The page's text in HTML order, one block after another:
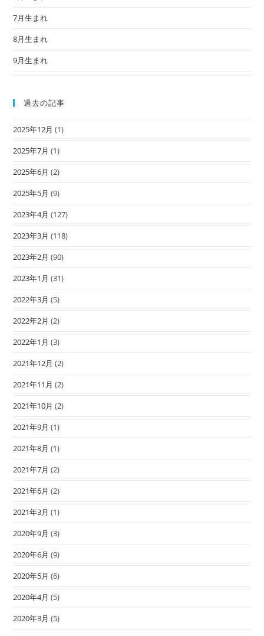
7月生まれ
8月生まれ
9月生まれ
過去の記事
2025年12月 (1)
2025年7月 (1)
2025年6月 (2)
2025年5月 (9)
2023年4月 (127)
2023年3月 (118)
2023年2月 (90)
2023年1月 (31)
2022年3月 (5)
2022年2月 (2)
2022年1月 (3)
2021年12月 (2)
2021年11月 (2)
2021年10月 (2)
2021年9月 (1)
2021年8月 (1)
2021年7月 (2)
2021年6月 (2)
2021年3月 (1)
2020年9月 (3)
2020年6月 (9)
2020年5月 (6)
2020年4月 (5)
2020年3月 (5)